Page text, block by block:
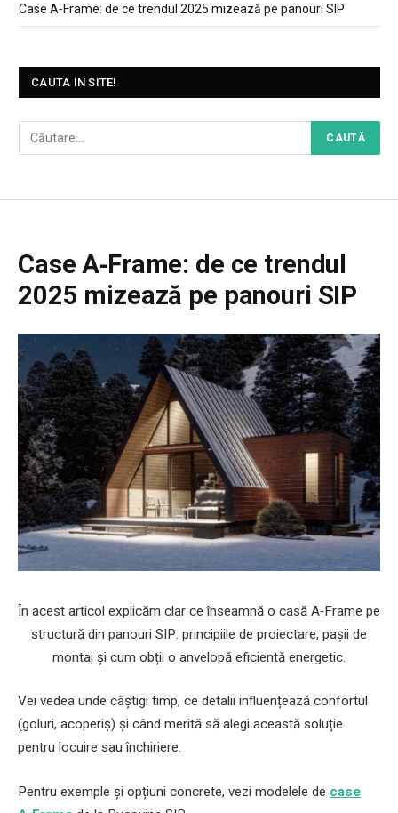
Case A‑Frame: de ce trendul 2025 mizează pe panouri SIP
CAUTA IN SITE!
Case A‑Frame: de ce trendul
2025 mizează pe panouri SIP
În acest articol explicăm clar ce înseamnă o casă A‑Frame pe
structură din panouri SIP: principiile de proiectare, pașii de
montaj și cum obții o anvelopă eficientă energetic.
Vei vedea unde câștigi timp, ce detalii influențează confortul
(goluri, acoperiș) și când merită să alegi această soluție
pentru locuire sau închiriere.
Pentru exemple și opțiuni concrete, vezi modelele de case